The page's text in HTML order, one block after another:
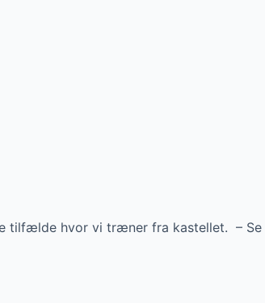
tilfælde hvor vi træner fra kastellet. – Se